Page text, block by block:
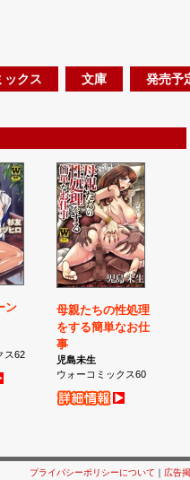
ックス 文庫 発売予
ン
ス62
母親たちの性処理
をする簡単なお仕
事
児島未生
ウォーコミックス60
プライバシーポリシーについて ｜ 広告